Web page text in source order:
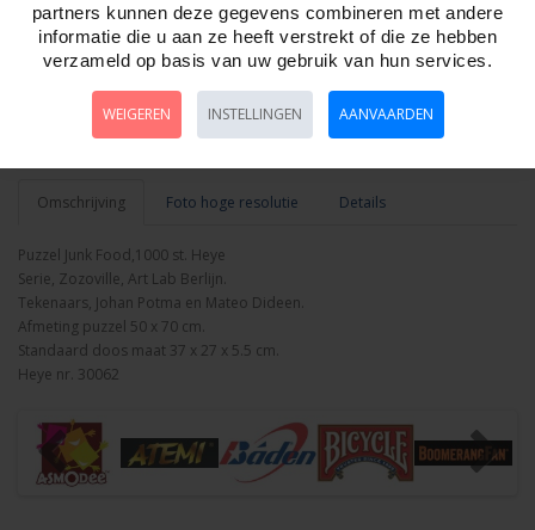
Aantal
Bestellen
Omschrijving Foto hoge resolutie Details
Puzzel Junk Food,1000 st. Heye
Serie, Zozoville, Art Lab Berlijn.
Tekenaars, Johan Potma en Mateo Dideen.
Afmeting puzzel 50 x 70 cm.
Standaard doos maat 37 x 27 x 5.5 cm.
Heye nr. 30062
partners kunnen deze gegevens combineren met andere
informatie die u aan ze heeft verstrekt of die ze hebben
verzameld op basis van uw gebruik van hun services.
WEIGEREN INSTELLINGEN AANVAARDEN